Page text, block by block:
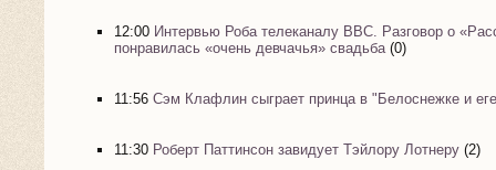
12:00 Интервью Роба телеканалу ВВС. Разговор о
понравилась «очень девчачья» свадьба (0)
11:56 Сэм Клафлин сыграет принца в "Белоснежке и
11:30 Роберт Паттинсон завидует Тэйлору Лотнеру (2)